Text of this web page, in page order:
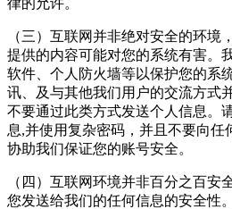
（三）互联网并非绝对安全的环境
提供的内容可能对您的系统有害。
软件、个人防火墙等以保护您的系
讯、及与其他我们用户的交流方式
不要通过此类方式发送个人信息。
息,并使用复杂密码，并且不要向任
协助我们保证您的账号安全。
（四）互联网环境并非百分之百安
您发送给我们的任何信息的安全性